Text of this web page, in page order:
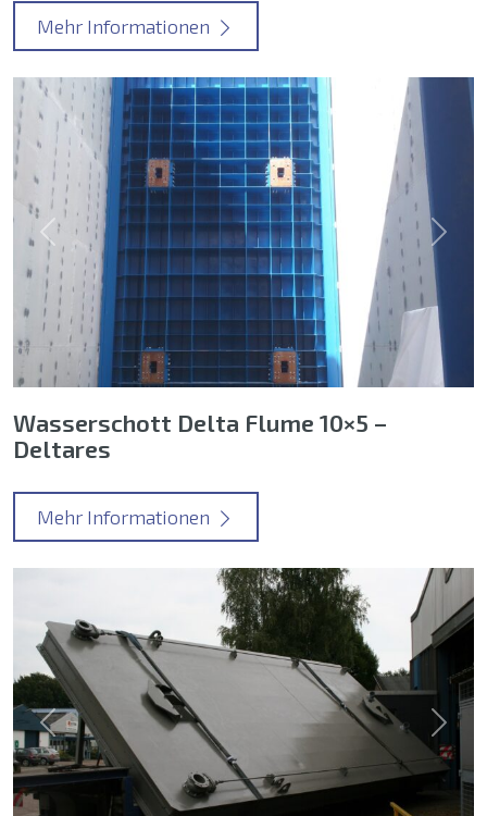
Mehr Informationen
Previous Next
Wasserschott Delta Flume 10×5 –
Deltares
Mehr Informationen
Previous Next